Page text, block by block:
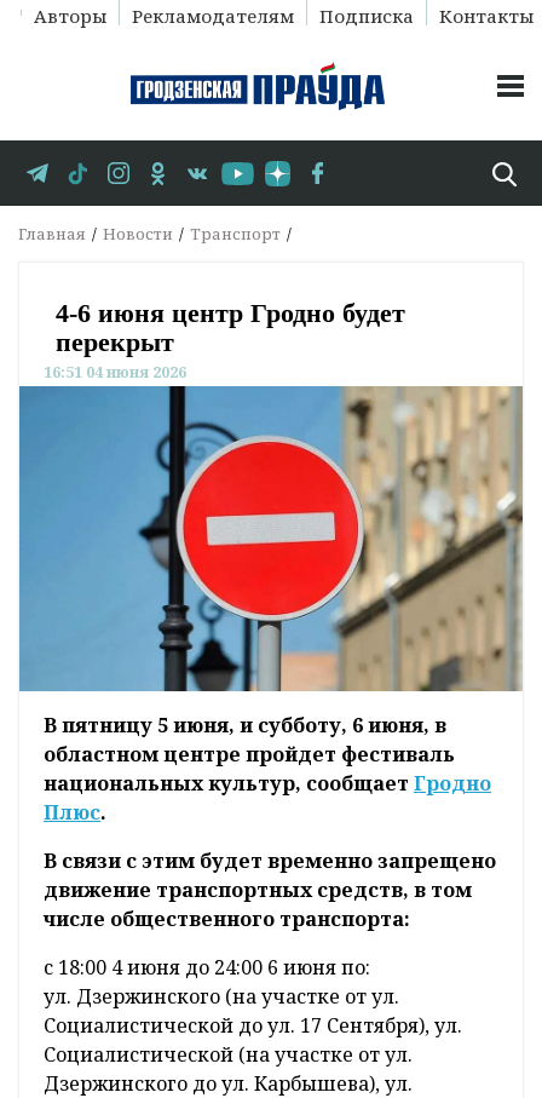
Авторы Рекламодателям Подписка Контакты
Главная Новости Транспорт
4-6 июня центр Гродно будет
перекрыт
16:51 04 июня 2026
В пятницу 5 июня, и субботу, 6 июня, в
областном центре пройдет фестиваль
национальных культур, сообщает Гродно
Плюс.
В связи с этим будет временно запрещено
движение транспортных средств, в том
числе общественного транспорта:
с 18:00 4 июня до 24:00 6 июня по:
ул. Дзержинского (на участке от ул.
Социалистической до ул. 17 Сентября), ул.
Социалистической (на участке от ул.
Дзержинского до ул. Карбышева), ул.